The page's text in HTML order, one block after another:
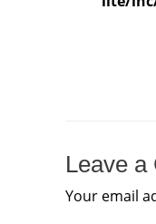
Leave a
Your email